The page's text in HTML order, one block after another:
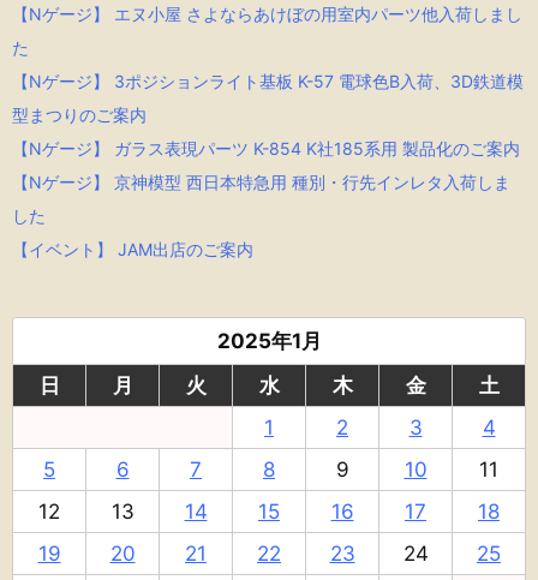
【Nゲージ】 エヌ小屋 さよならあけぼの用室内パーツ他入荷しまし
た
【Nゲージ】 3ポジションライト基板 K-57 電球色B入荷、3D鉄道模
型まつりのご案内
【Nゲージ】 ガラス表現パーツ K-854 K社185系用 製品化のご案内
【Nゲージ】 京神模型 西日本特急用 種別・行先インレタ入荷しま
した
【イベント】 JAM出店のご案内
2025年1月
日
月 火 水 木 金
土
1
2 3
4
5
6 7 8 9 10
11
12
13 14 15 16 17
18
19
20 21 22 23 24
25